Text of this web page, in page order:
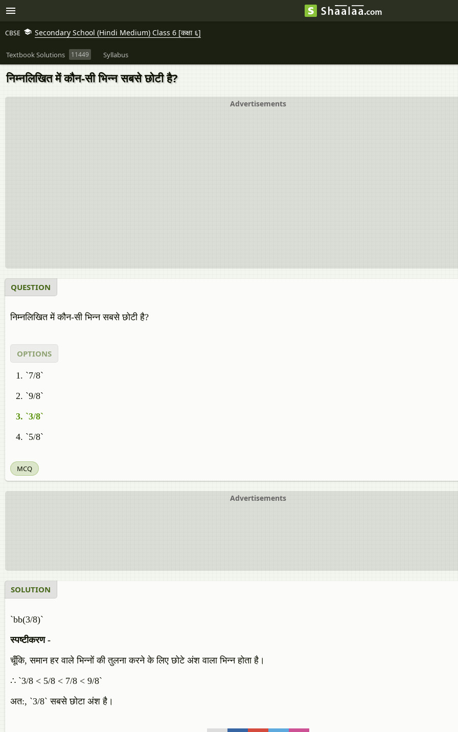
CBSE Secondary School (Hindi Medium) Class 6 [कक्षा ६]
Textbook Solutions 11449 Syllabus
निम्नलिखित में कौन-सी भिन्‍न सबसे छोटी है?
Advertisements
QUESTION
निम्नलिखित में कौन-सी भिन्‍न सबसे छोटी है?
OPTIONS
`7/8`
`9/8`
`3/8`
`5/8`
MCQ
Advertisements
SOLUTION
`bb(3/8)`
स्पष्टीकरण -
चूँकि, समान हर वाले भिन्नों की तुलना करने के लिए छोटे अंश वाला भिन्‍न होता है।
∴ `3/8 < 5/8 < 7/8 < 9/8`
अत:, `3/8` सबसे छोटा अंश है।